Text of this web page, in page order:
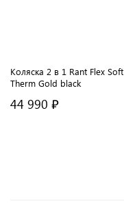
Коляска 2 в 1 Rant Flex Soft
Therm Gold black
44 990 ₽